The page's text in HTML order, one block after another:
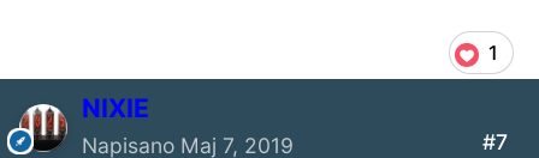
1
NIXIE
Napisano Maj 7, 2019 #7